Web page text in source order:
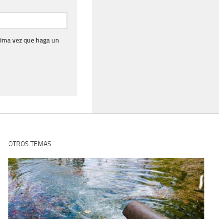
vez que haga un
OTROS TEMAS